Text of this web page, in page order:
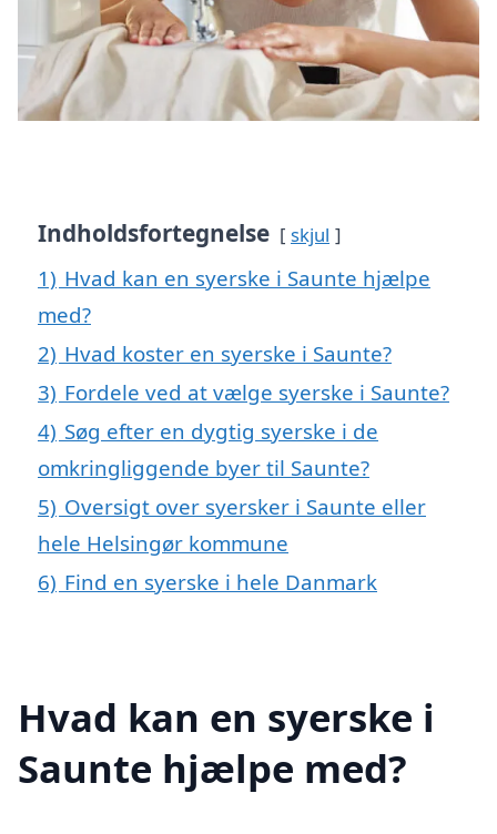
Indholdsfortegnelse skjul
1) Hvad kan en syerske i Saunte hjælpe
med?
2) Hvad koster en syerske i Saunte?
3) Fordele ved at vælge syerske i Saunte?
4) Søg efter en dygtig syerske i de
omkringliggende byer til Saunte?
5) Oversigt over syersker i Saunte eller
hele Helsingør kommune
6) Find en syerske i hele Danmark
Hvad kan en syerske i
Saunte hjælpe med?